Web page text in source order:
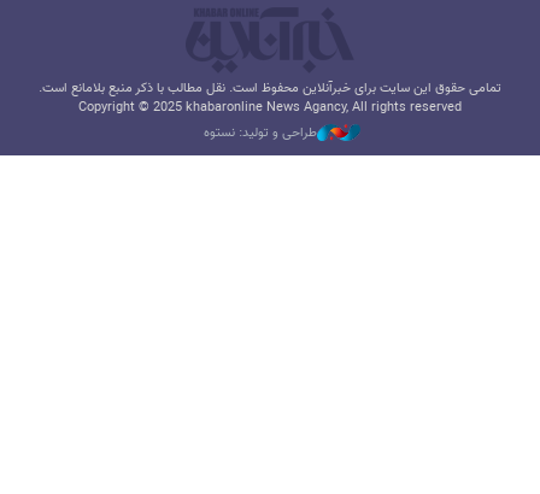
تمامی حقوق این سایت برای خبرآنلاین محفوظ است. نقل مطالب با ذکر منبع بلامانع است.
Copyright © 2025 khabaronline News Agancy, All rights reserved
طراحی و تولید: نستوه